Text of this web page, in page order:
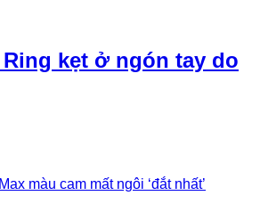
Ring kẹt ở ngón tay do
màu cam mất ngôi ‘đắt nhất’